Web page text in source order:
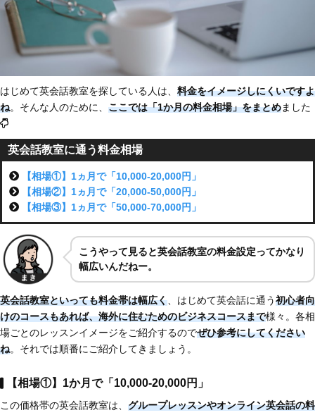
はじめて英会話教室を探している人は、 料金をイメージしにくいですよ
ね。そんな人のために、 ここでは「1か月の料金相場」をまとめました
英会話教室に通う料金相場
【相場①】1ヵ月で「10,000-20,000円」
【相場②】1ヵ月で「20,000-50,000円」
【相場③】1ヵ月で「50,000-70,000円」
こうやって見ると英会話教室の料金設定ってかなり
幅広いんだねー。
英会話教室といっても料金帯は幅広く、はじめて英会話に通う初心者向
けのコースもあれば、海外に住むためのビジネスコースまで様々。各相
場ごとのレッスンイメージをご紹介するのでぜひ参考にしてください
ね。それでは順番にご紹介してきましょう。
【相場①】1か月で「10,000-20,000円」
この価格帯の英会話教室は、 グループレッスンやオンライン英会話の料